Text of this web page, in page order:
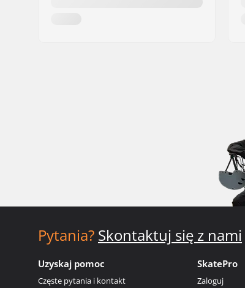
Pytania? Skontaktuj się z nami
Uzyskaj pomoc
Częste pytania i kontakt
SkatePro
Zaloguj